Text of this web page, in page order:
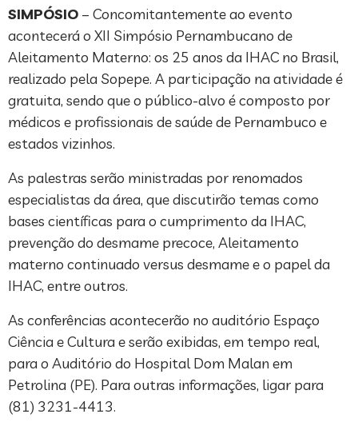
SIMPÓSIO – Concomitantemente ao evento
acontecerá o XII Simpósio Pernambucano de
Aleitamento Materno: os 25 anos da IHAC no Brasil,
realizado pela Sopepe. A participação na atividade é
gratuita, sendo que o público-alvo é composto por
médicos e profissionais de saúde de Pernambuco e
estados vizinhos.
As palestras serão ministradas por renomados
especialistas da área, que discutirão temas como
bases científicas para o cumprimento da IHAC,
prevenção do desmame precoce, Aleitamento
materno continuado versus desmame e o papel da
IHAC, entre outros.
As conferências acontecerão no auditório Espaço
Ciência e Cultura e serão exibidas, em tempo real,
para o Auditório do Hospital Dom Malan em
Petrolina (PE). Para outras informações, ligar para
(81) 3231-4413.